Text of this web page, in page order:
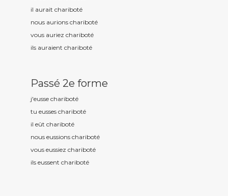
il aurait chariboté
nous aurions chariboté
vous auriez chariboté
ils auraient chariboté
Passé 2e forme
j'eusse chariboté
tu eusses chariboté
il eût chariboté
nous eussions chariboté
vous eussiez chariboté
ils eussent chariboté